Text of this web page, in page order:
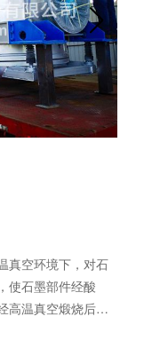
真空环境下，对石
使石墨部件经酸
高温真空煅烧后排